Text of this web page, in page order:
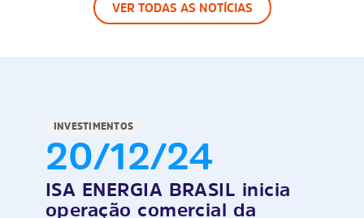
VER TODAS AS NOTÍCIAS
INVESTIMENTOS
20/12/24
ISA ENERGIA BRASIL inicia
operação comercial da